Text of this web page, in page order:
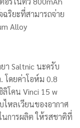
ริยะที่สามารถจ่าย
Alloy
า Saltnic นะครับ
โดยค่าโอห์ม 0.8
โคน Vinci 15 w
หลเวียนของอากาศ
การผลิต ให้รสชาติที่